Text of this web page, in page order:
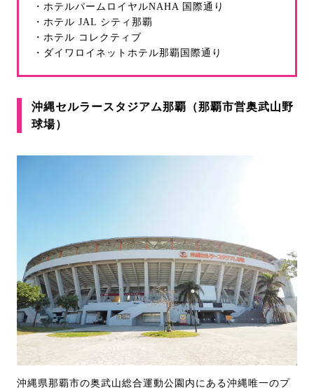
・ホテルパームロイヤルNAHA 国際通り
・ホテル JAL シティ那覇
・ホテル コレクティブ
・ダイワロイネットホテル那覇国際通り
沖縄セルラースタジアム那覇（那覇市営奥武山野
球場）
沖縄県那覇市の奥武山総合運動公園内にある沖縄唯一のプ